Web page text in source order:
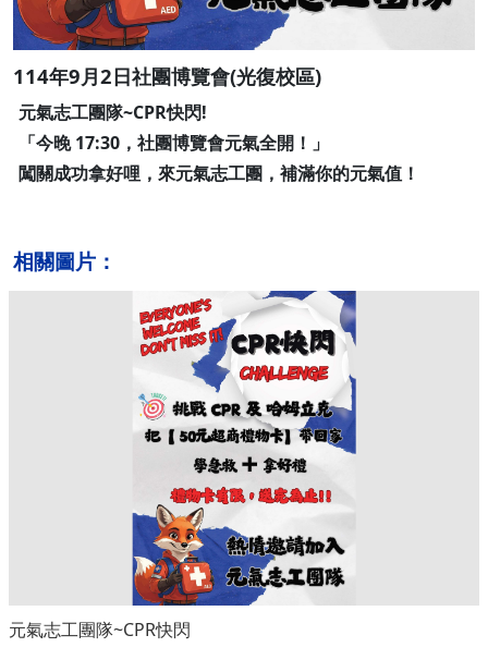
114年9月2日社團博覽會(光復校區)
元氣志工團隊~CPR快閃!
「今晚 17:30，社團博覽會元氣全開！」
闖關成功拿好哩，來元氣志工團，補滿你的元氣值！
相關圖片：
元氣志工團隊~CPR快閃